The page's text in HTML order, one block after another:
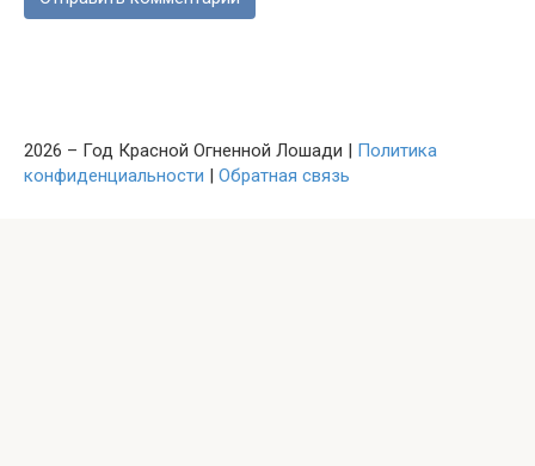
2026 – Год Красной Огненной Лошади | Политика
конфиденциальности | Обратная связь